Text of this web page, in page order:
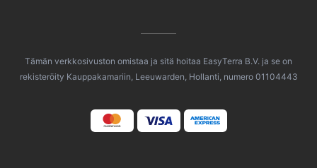
Tämän verkkosivuston omistaa ja sitä hoitaa EasyTerra B.V. ja se on
rekisteröity Kauppakamariin, Leeuwarden, Hollanti, numero 01104443